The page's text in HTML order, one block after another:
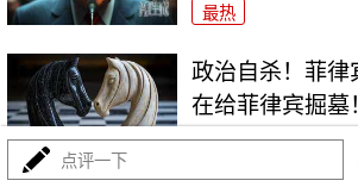
最热
政治自杀！菲律
在给菲律宾掘墓
点评一下